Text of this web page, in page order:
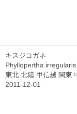
キスジコガネ
Phyllopertha
東北 北陸 甲信越 関東
2011-12-01